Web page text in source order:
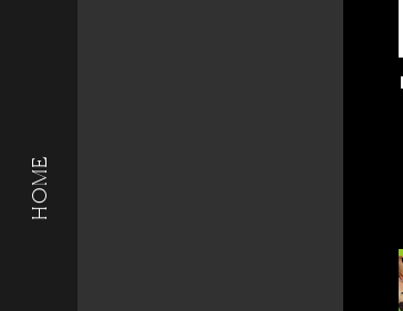
HOME